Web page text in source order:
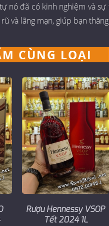
nó đã có kinh nghiệm và
và lãng mạn, giúp bạn
CÙNG LOẠI
Rượu Hennessy VSOP
Tết 2024 1L